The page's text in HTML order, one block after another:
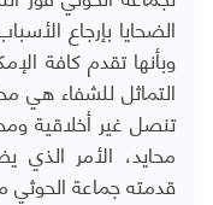
الضحايا بإرجاع
وبأنها تقدم كافة
التماثل للشفاء هي
تنصل غير أخلاقية
محايد، الأمر
قدمته جماعة